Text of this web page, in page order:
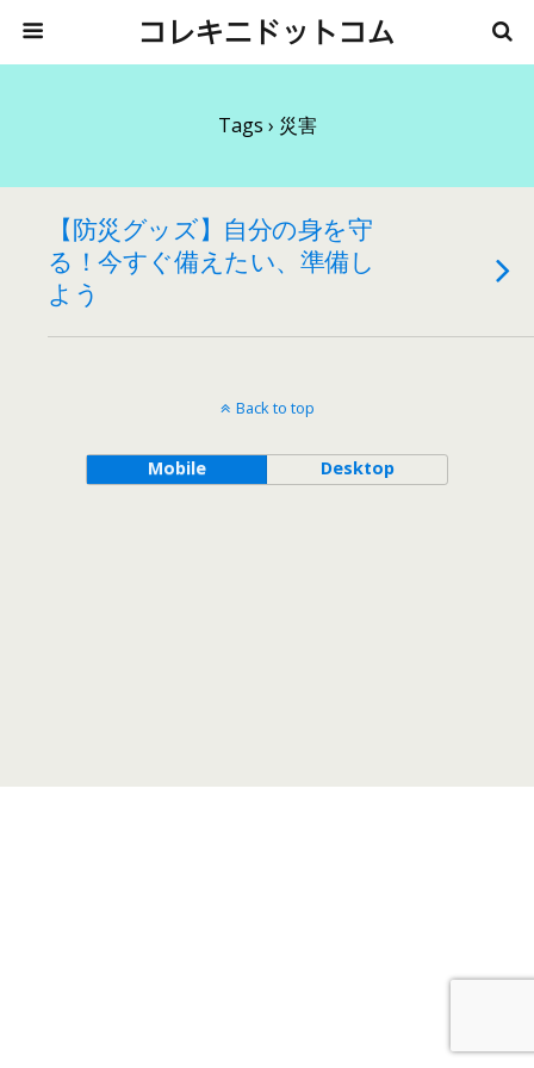
コレキニドットコム
Tags › 災害
【防災グッズ】自分の身を守
る！今すぐ備えたい、準備し
よう
Back to top
Mobile Desktop